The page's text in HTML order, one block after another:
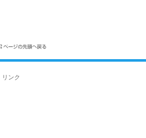
リンク